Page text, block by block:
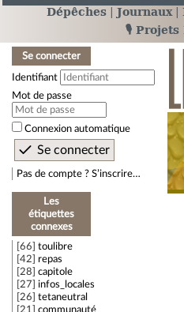
Dépêches Journaux
🎙️ Projets
Se connecter
Identifiant
Mot de passe
Connexion automatique
Pas de compte ? S’inscrire…
Les
étiquettes
connexes
66
toulibre
42
repas
28
capitole
27
infos_locales
26
tetaneutral
21
communauté